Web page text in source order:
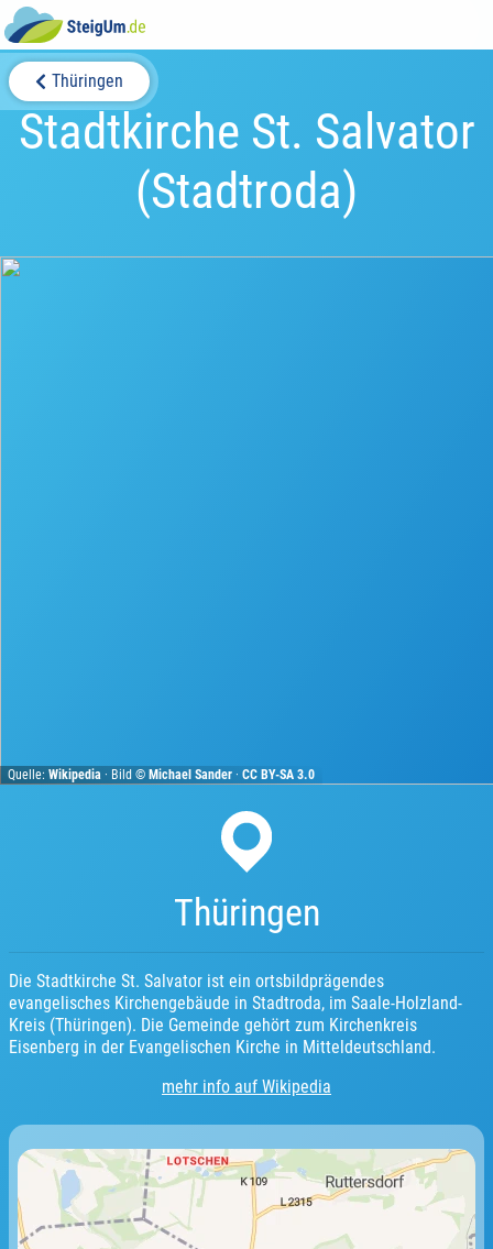
Thüringen
Stadtkirche St. Salvator
(Stadtroda)
Quelle:Wikipedia · Bild ©Michael Sander ·CC BY-SA 3.0
Thüringen
Die Stadtkirche St. Salvator ist ein ortsbildprägendes
evangelisches Kirchengebäude in Stadtroda, im Saale-Holzland-
Kreis (Thüringen). Die Gemeinde gehört zum Kirchenkreis
Eisenberg in der Evangelischen Kirche in Mitteldeutschland.
mehr info auf Wikipedia